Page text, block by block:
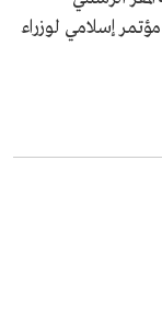
عام 1390هـ/1970م، أول مؤتمر إسلامي لوزراء